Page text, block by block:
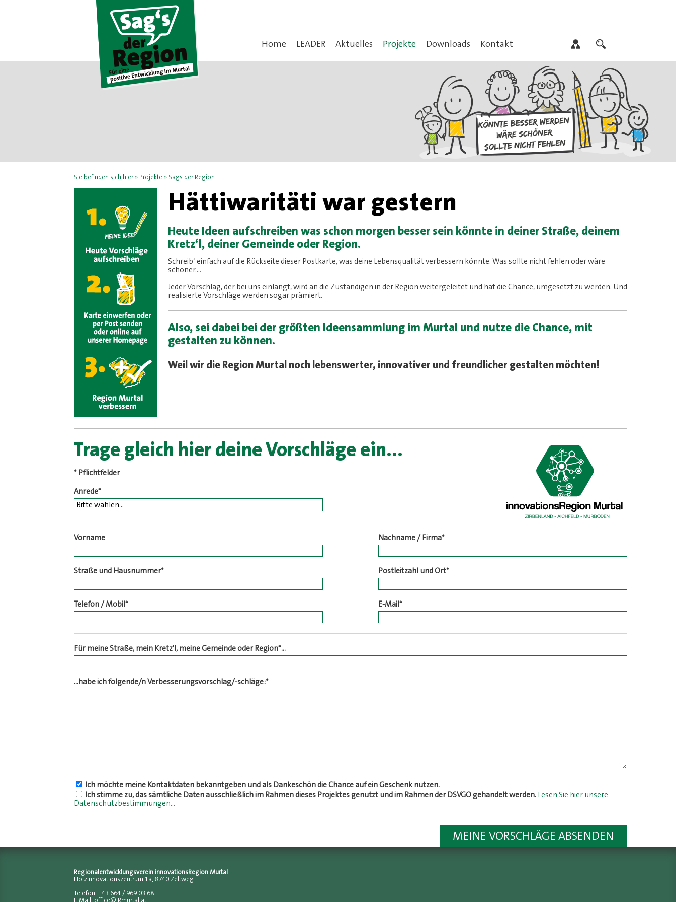
Home LEADER Aktuelles Projekte Downloads Kontakt
Sie befinden sich hier » Projekte » Sags der Region
Hättiwaritäti war gestern
Heute Ideen aufschreiben was schon morgen besser sein könnte in deiner Straße, deinem
Kretz‘l, deiner Gemeinde oder Region.
Schreib‘ einfach auf die Rückseite dieser Postkarte, was deine Lebensqualität verbessern könnte. Was sollte nicht fehlen oder wäre
schöner....
Jeder Vorschlag, der bei uns einlangt, wird an die Zuständigen in der Region weitergeleitet und hat die Chance, umgesetzt zu werden. Und
realisierte Vorschläge werden sogar prämiert.
Also, sei dabei bei der größten Ideensammlung im Murtal und nutze die Chance, mit
gestalten zu können.
Weil wir die Region Murtal noch lebenswerter, innovativer und freundlicher gestalten möchten!
Trage gleich hier deine Vorschläge ein...
* Pflichtfelder
Anrede*
Vorname Nachname / Firma*
Straße und Hausnummer* Postleitzahl und Ort*
Telefon / Mobil * E-Mail *
Für meine Straße, mein Kretz'l, meine Gemeinde oder Region*...
...habe ich folgende/n Verbesserungsvorschlag/-schläge:*
Ich möchte meine Kontaktdaten bekanntgeben und als Dankeschön die Chance auf ein Geschenk nutzen.
Ich stimme zu, das sämtliche Daten ausschließlich im Rahmen dieses Projektes genutzt und im Rahmen der DSVGO gehandelt werden. Lesen Sie hier unsere
Datenschutzbestimmungen...
Regionalentwicklungsverein innovationsRegion Murtal
Holzinnovationszentrum 1a, 8740 Zeltweg
Telefon: +43 664 / 969 03 68
E-Mail: office@iRmurtal.at